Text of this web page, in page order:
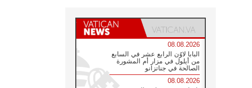
08.08.2026
البابا لاوُن الرابع عشر في السابع
من أيلول في مزار أم المشورة
الصالحة في جناتزانو
08.08.2026